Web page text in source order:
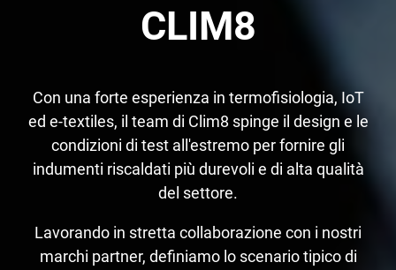
CLIM8
Con una forte esperienza in termofisiologia, IoT
ed e-textiles, il team di Clim8 spinge il design e le
condizioni di test all'estremo per fornire gli
indumenti riscaldati più durevoli e di alta qualità
del settore.
Lavorando in stretta collaborazione con i nostri
marchi partner, definiamo lo scenario tipico di